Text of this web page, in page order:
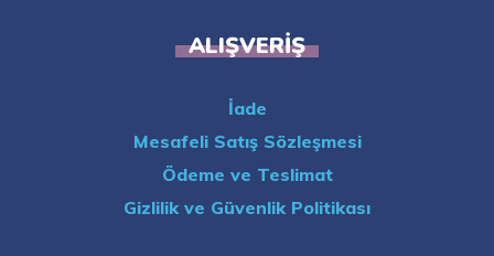
ALIŞVERIŞ
İade
Mesafeli Satış Sözleşmesi
Ödeme ve Teslimat
Gizlilik ve Güvenlik Politikası